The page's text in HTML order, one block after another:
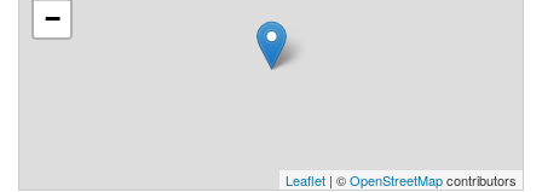
−
Leaflet | ©OpenStreetMapcontributors